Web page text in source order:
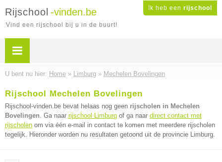
Ik heb een rijschool
Rijschool -vinden.be
Vind een rijschool bij u in de buurt!
U bent nu hier: Home » Limburg » Mechelen Bovelingen
Rijschool Mechelen Bovelingen
Rijschool-vinden.be bevat helaas nog geen rijscholen in Mechelen
Bovelingen. Ga naar rijschool Limburg of ga naar direct contact met
rijscholen om via één e-mail in contact te komen met meerdere rijscholen
tegelijk. Hieronder worden nu resultaten getoond uit de provincie Limburg.